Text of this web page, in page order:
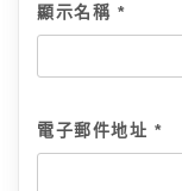
顯示名稱 *
電子郵件地址*